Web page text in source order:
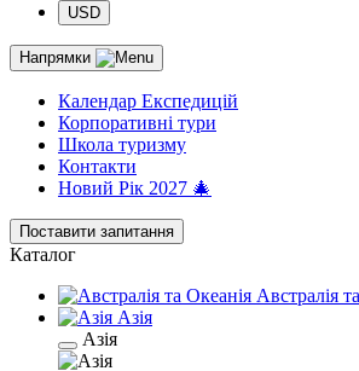
USD
Напрямки
Календар Експедицій
Корпоративні тури
Школа туризму
Контакти
Новий Рік 2027 🎄
Поставити запитання
Каталог
Австралія
Азія
Азія